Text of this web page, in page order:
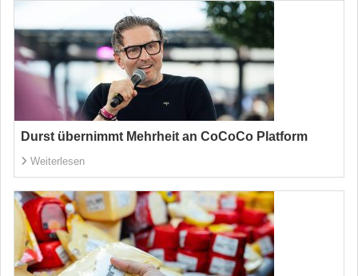
Durst übernimmt Mehrheit an CoCoCo Platform
Weiterlesen